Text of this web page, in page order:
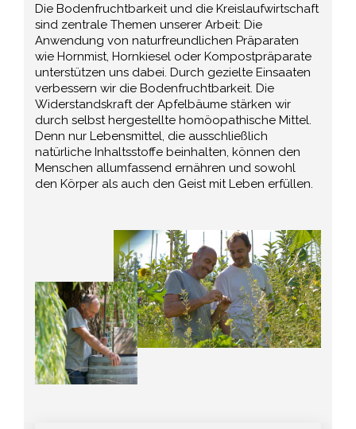
Die Bodenfruchtbarkeit und die Kreislaufwirtschaft
sind zentrale Themen unserer Arbeit: Die
Anwendung von naturfreundlichen Präparaten
wie Hornmist, Hornkiesel oder Kompostpräparate
unterstützen uns dabei. Durch gezielte Einsaaten
verbessern wir die Bodenfruchtbarkeit. Die
Widerstandskraft der Apfelbäume stärken wir
durch selbst hergestellte homöopathische Mittel.
Denn nur Lebensmittel, die ausschließlich
natürliche Inhaltsstoffe beinhalten, können den
Menschen allumfassend ernähren und sowohl
den Körper als auch den Geist mit Leben erfüllen.